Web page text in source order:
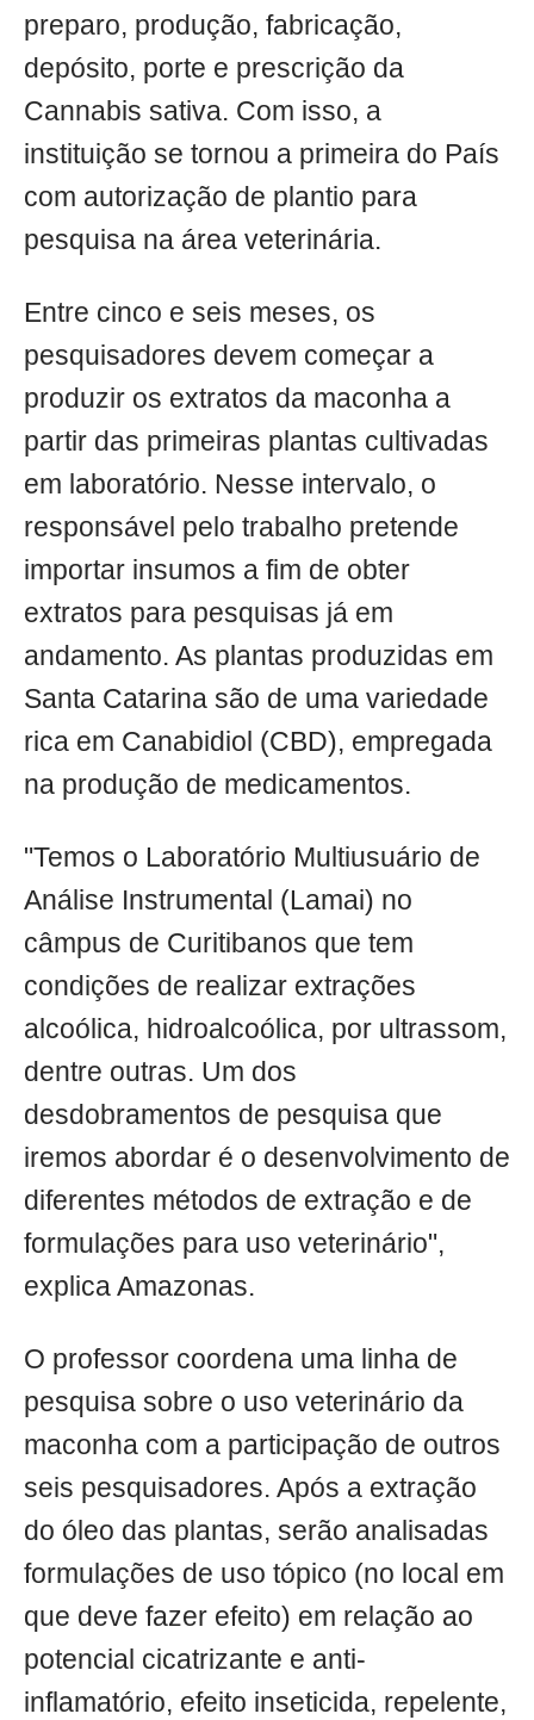
preparo, produção, fabricação,
depósito, porte e prescrição da
Cannabis sativa. Com isso, a
instituição se tornou a primeira do País
com autorização de plantio para
pesquisa na área veterinária.
Entre cinco e seis meses, os
pesquisadores devem começar a
produzir os extratos da maconha a
partir das primeiras plantas cultivadas
em laboratório. Nesse intervalo, o
responsável pelo trabalho pretende
importar insumos a fim de obter
extratos para pesquisas já em
andamento. As plantas produzidas em
Santa Catarina são de uma variedade
rica em Canabidiol (CBD), empregada
na produção de medicamentos.
"Temos o Laboratório Multiusuário de
Análise Instrumental (Lamai) no
câmpus de Curitibanos que tem
condições de realizar extrações
alcoólica, hidroalcoólica, por ultrassom,
dentre outras. Um dos
desdobramentos de pesquisa que
iremos abordar é o desenvolvimento de
diferentes métodos de extração e de
formulações para uso veterinário",
explica Amazonas.
O professor coordena uma linha de
pesquisa sobre o uso veterinário da
maconha com a participação de outros
seis pesquisadores. Após a extração
do óleo das plantas, serão analisadas
formulações de uso tópico (no local em
que deve fazer efeito) em relação ao
potencial cicatrizante e anti-
inflamatório, efeito inseticida, repelente,